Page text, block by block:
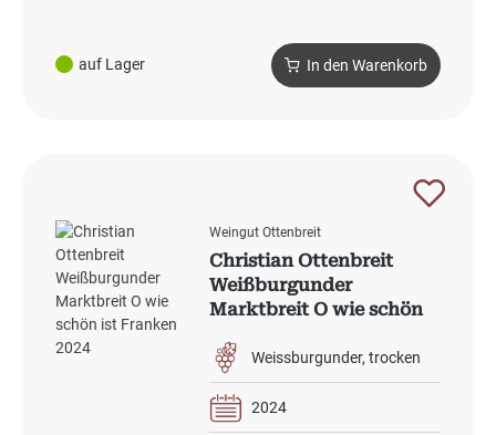
auf Lager In den Warenkorb
Weingut Ottenbreit
Christian Ottenbreit
Weißburgunder
Marktbreit O wie schön
Weissburgunder trocken
2024